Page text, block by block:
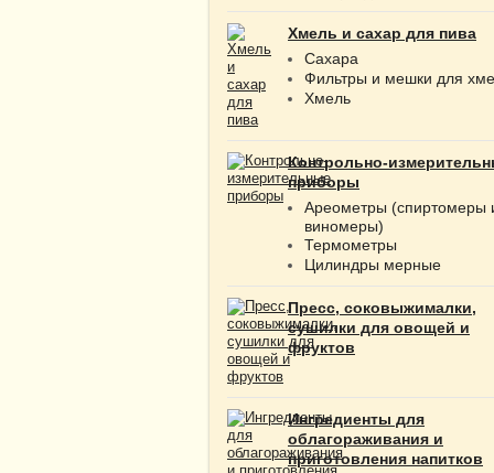
Хмель и сахар для пива
Сахара
Фильтры и мешки для
Хмель
Контрольно-
приборы
Ареометры (спиртомеры
виномеры)
Термометры
Цилиндры мерные
Пресс, соковыжималки,
сушилки для овощей и
фруктов
Ингредиенты для
облагораживания и
приготовления напитков